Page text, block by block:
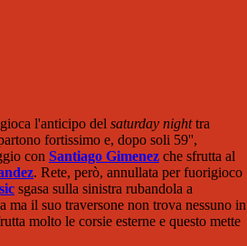
l'anticipo del saturday nighttra
fortissimo e, dopo soli 59'',
con Santiago Gimenez che sfrutta al
. Rete, però, annullata per fuorigioco
sgasa sulla sinistra rubandola a
ma il suo traversone non trova nessuno in
molto le corsie esterne e questo mette